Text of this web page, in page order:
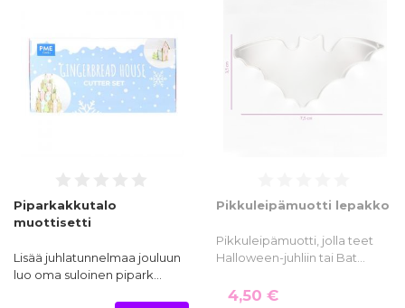
Piparkakkutalo
muottisetti
Lisää juhlatunnelmaa jouluun
luo oma suloinen pipark…
Pikkuleipämuotti lepakko
Pikkuleipämuotti, jolla teet
Halloween-juhliin tai Bat…
4,50 €